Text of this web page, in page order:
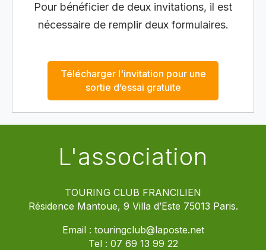
Pour bénéficier de deux invitations, il est
nécessaire de remplir deux formulaires.
Télécharger l'invitation pour une
sortie d’essai gratuite
L'association
TOURING CLUB FRANCILIEN
Résidence Mantoue, 9 Villa d’Este 75013 Paris.
Email : touringclub@laposte.net
Tel : 07 69 13 99 22